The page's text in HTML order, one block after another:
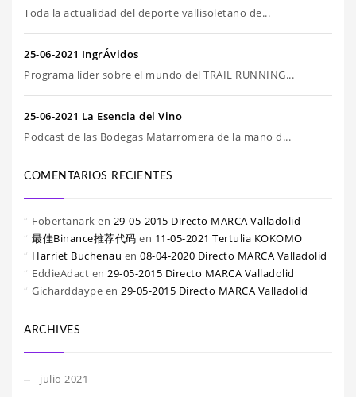
Toda la actualidad del deporte vallisoletano de...
25-06-2021 IngrÁvidos
Programa líder sobre el mundo del TRAIL RUNNING...
25-06-2021 La Esencia del Vino
Podcast de las Bodegas Matarromera de la mano d...
COMENTARIOS RECIENTES
Fobertanark en 29-05-2015 Directo MARCA Valladolid
最佳Binance推荐代码 en 11-05-2021 Tertulia KOKOMO
Harriet Buchenau en 08-04-2020 Directo MARCA Valladolid
EddieAdact en 29-05-2015 Directo MARCA Valladolid
Gicharddaype en 29-05-2015 Directo MARCA Valladolid
ARCHIVES
julio 2021